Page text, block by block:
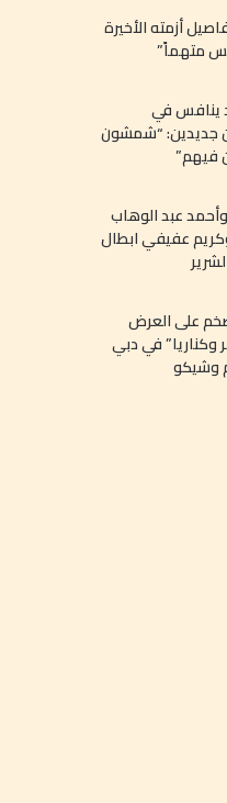
أزمته الأخيرة
متهماً”
ينافس في
جديدين: “شمشون
فيهم”
عبد الوهاب
عفيفي ابطال
على العرض
وكناريا” في دبي
وشيكو